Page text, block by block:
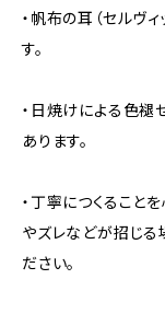
・帆布の耳（セルヴ
す。
・日焼けによる色褪
あります。
・丁寧につくること
やズレなどが招じる
ださい。